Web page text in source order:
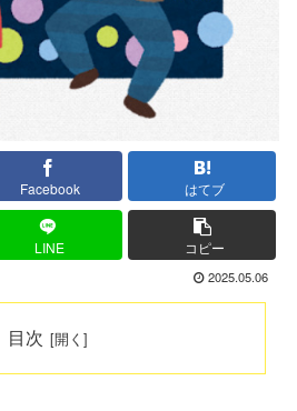
Facebook はてブ
LINE コピー
2025.05.06
目次